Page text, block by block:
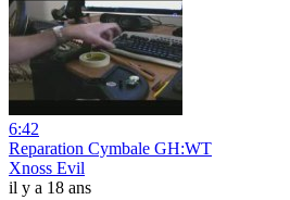
6:42
Reparation Cymbale GH:WT
Xnoss Evil
il y a 18 ans